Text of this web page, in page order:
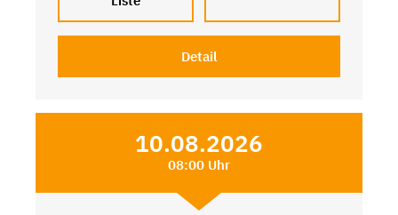
Detail
10.08.2026
08:00 Uhr